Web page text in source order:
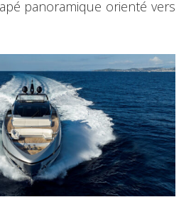
panoramique orienté vers